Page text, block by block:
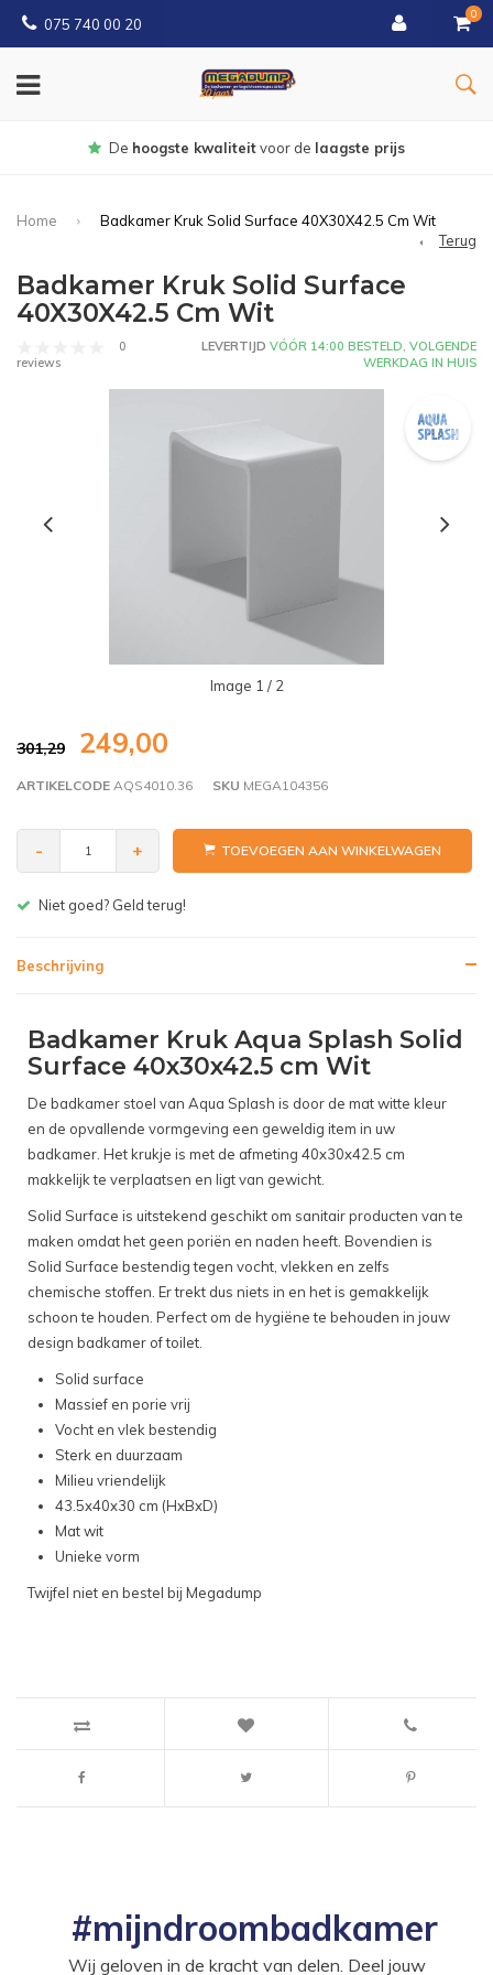
075 740 00 20
0
Gratisbezorgd vanaf € 150
Home
Badkamer Kruk Solid Surface 40X30X42.5 Cm Wit
Terug
Badkamer Kruk Solid Surface
40X30X42.5 Cm Wit
0
reviews
LEVERTIJD VÓÓR 14:00 BESTELD, VOLGENDE
WERKDAG IN HUIS
Image 1 / 2
301,29 249,00
ARTIKELCODE AQS4010.36 SKU MEGA104356
- + TOEVOEGEN AAN WINKELWAGEN
Gratis bezorgen v.a. € 150,- (NL)
Beschrijving
Badkamer Kruk Aqua Splash Solid
Surface 40x30x42.5 cm Wit
De badkamer stoel van Aqua Splash is door de mat witte kleur
en de opvallende vormgeving een geweldig item in uw
badkamer. Het krukje is met de afmeting 40x30x42.5 cm
makkelijk te verplaatsen en ligt van gewicht.
Solid Surface is uitstekend geschikt om sanitair producten van te
maken omdat het geen poriën en naden heeft. Bovendien is
Solid Surface bestendig tegen vocht, vlekken en zelfs
chemische stoffen. Er trekt dus niets in en het is gemakkelijk
schoon te houden. Perfect om de hygiëne te behouden in jouw
design badkamer of toilet.
Solid surface
Massief en porie vrij
Vocht en vlek bestendig
Sterk en duurzaam
Milieu vriendelijk
43.5x40x30 cm (HxBxD)
Mat wit
Unieke vorm
Twijfel niet en bestel bij Megadump
#mijndroombadkamer
Wij geloven in de kracht van delen. Deel jouw